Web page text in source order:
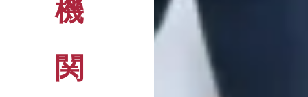
機
関